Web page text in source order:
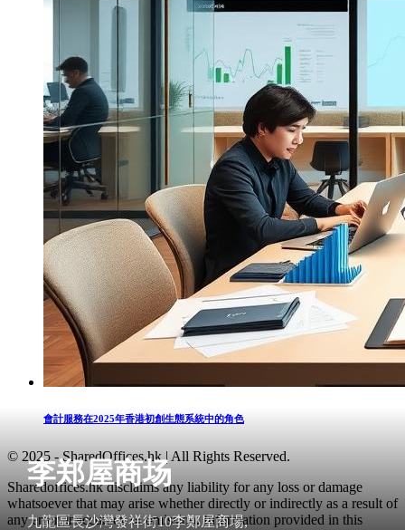
李郑屋商场
九龍區長沙灣發祥街10李鄭屋商場,
會計服務在2025年香港初創生態系統中的角色
© 2025 - SharedOffices.hk | All Rights Reserved.
Sharedoffices.hk disclaims any liability for any loss or damage
whatsoever that may arise whether directly or indirectly as a result of
any error, inaccuracy or omission. Information provided in this